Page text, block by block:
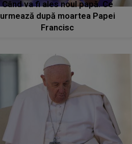
Când va fi ales noul papă. Ce
urmează după moartea Papei
Francisc